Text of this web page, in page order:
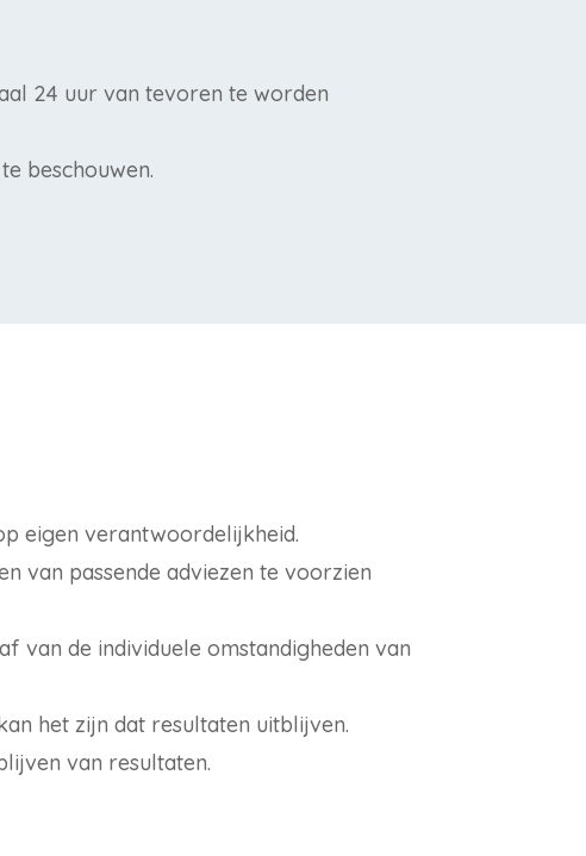
24 uur van tevoren te worden
beschouwen.
eigen verantwoordelijkheid.
van passende adviezen te voorzien
van de individuele omstandigheden van
het zijn dat resultaten uitblijven.
van resultaten.